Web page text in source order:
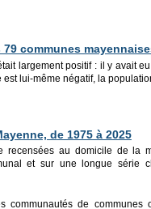
communes
largement positif : il y avait
lui-même négatif, la
de 1975 à 2025
recensées au domicile de la
et sur une longue série
communautés de